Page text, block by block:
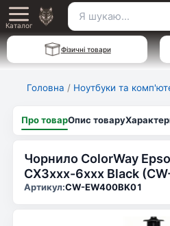
Перейти
до
вмісту
Main
Menu
Каталог
Пошук
для:
Фізичні товари
Головна / Ноутбуки та
Про товарОпис товару
Чорнило ColorWay
CX3xxx-6xxx Black
Артикул:CW-EW400BK01